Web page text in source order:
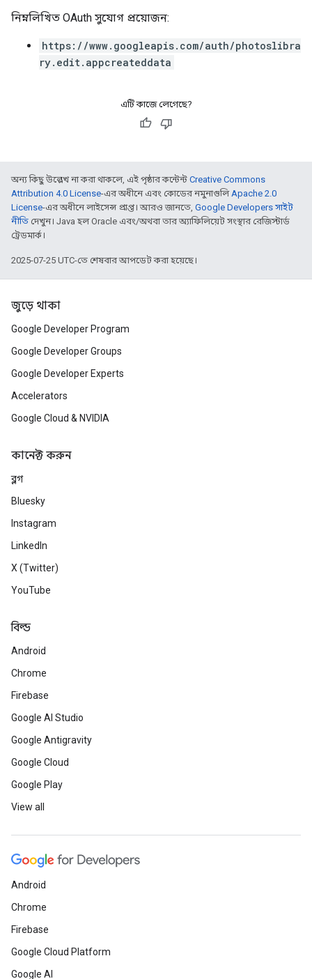
নিম্নলিখিত OAuth সুযোগ প্রয়োজন:
https://www.googleapis.com/auth/photoslibra
ry.edit.appcreateddata
এটি কাজে লেগেছে?
অন্য কিছু উল্লেখ না করা থাকলে, এই পৃষ্ঠার কন্টেন্ট Creative Commons
Attribution 4.0 License-এর অধীনে এবং কোডের নমুনাগুলিApache 2.0
License-এর অধীনে লাইসেন্স প্রাপ্ত। আরও জানতে, Google Developers সাইট
নীতি দেখুন। Java হল Oracle এবং/অথবা তার অ্যাফিলিয়েট সংস্থার রেজিস্টার্ড
ট্রেডমার্ক।
2025-07-25 UTC-তে শেষবার আপডেট করা হয়েছে।
জুড়ে থাকা
Google Developer Program
Google Developer Groups
Google Developer Experts
Accelerators
Google Cloud & NVIDIA
কানেক্ট করুন
ব্লগ
Bluesky
Instagram
LinkedIn
X (Twitter)
YouTube
বিল্ড
Android
Chrome
Firebase
Google AI Studio
Google Antigravity
Google Cloud
Google Play
View all
Android
Chrome
Firebase
Google Cloud Platform
Google AI